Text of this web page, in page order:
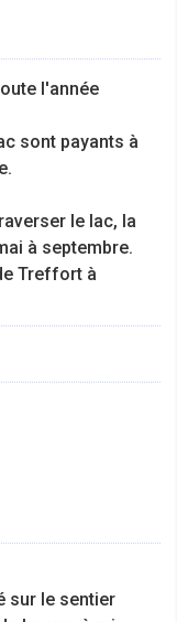
l'année
sont payants à
le lac, la
à septembre.
Treffort à
sur le sentier